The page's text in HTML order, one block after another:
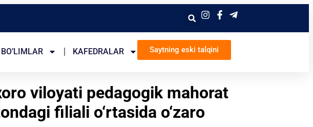
BO’LIMLAR KAFEDRALAR Saytning eski talqini
viloyati pedagogik mahorat
filiali o‘rtasida o‘zaro